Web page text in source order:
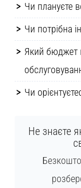
Чи плануєте
Чи потрібна
Який бюджет
Чи
Не знаєте